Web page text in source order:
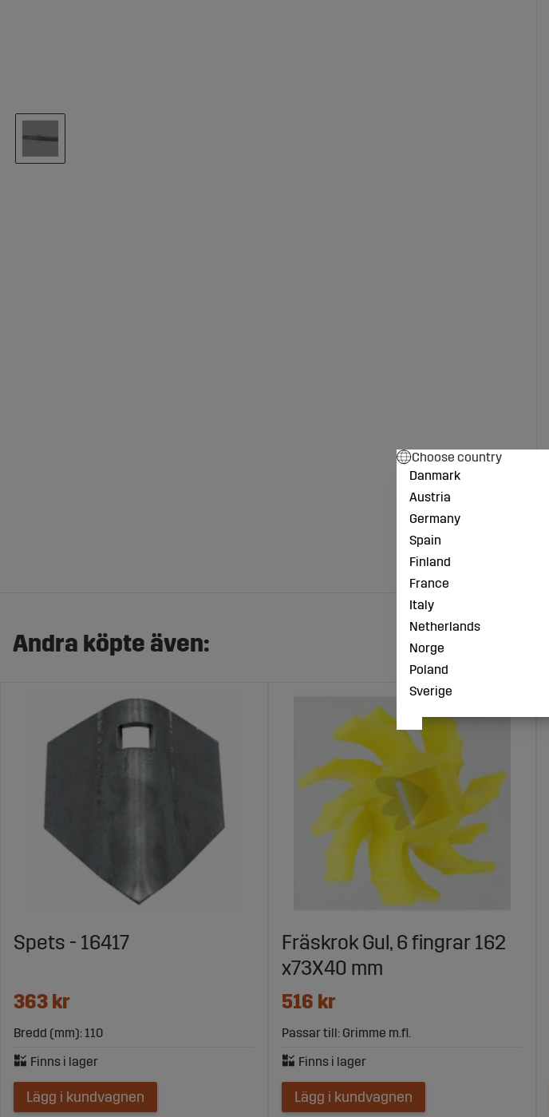
Andra köpte även:
Spets - 16417
363 kr
Bredd (mm): 110
Lägg i kundvagnen
Fräskrok Gul, 6 fingrar 162
x73X40 mm
516 kr
Passar till: Grimme m.fl.
Lägg i kundvagnen
Choose country
Danmark
Austria
Germany
Spain
Finland
France
Italy
Netherlands
Norge
Poland
Sverige